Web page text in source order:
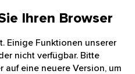
Ihren Browser
Einige Funktionen unserer
nicht verfügbar. Bitte
auf eine neuere Version, um